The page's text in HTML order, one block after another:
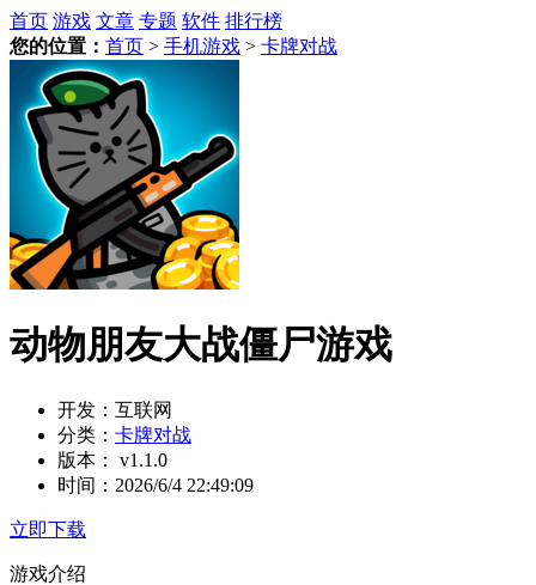
首页 游戏 文章 专题 软件 排行榜
您的位置： 首页 > 手机游戏 > 卡牌对战
动物朋友大战僵尸游戏
开发： 互联网
分类： 卡牌对战
版本：
v1.1.0
时间： 2026/6/4 22:49:09
立即下载
游戏介绍